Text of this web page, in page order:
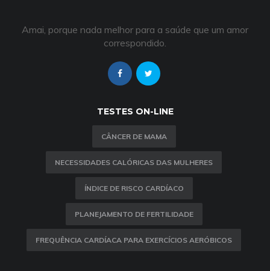
Amai, porque nada melhor para a saúde que um amor
correspondido.
TESTES ON-LINE
CÂNCER DE MAMA
NECESSIDADES CALÓRICAS DAS MULHERES
ÍNDICE DE RISCO CARDÍACO
PLANEJAMENTO DE FERTILIDADE
FREQUÊNCIA CARDÍACA PARA EXERCÍCIOS AERÓBICOS